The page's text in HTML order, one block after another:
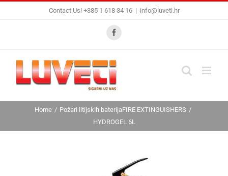
Contact Us! +385 1 618 34 16 | info@luveti.hr
Facebook
Home Požari litijskih baterijaFIRE EXTINGUISHERS
HYDROGEL 6L